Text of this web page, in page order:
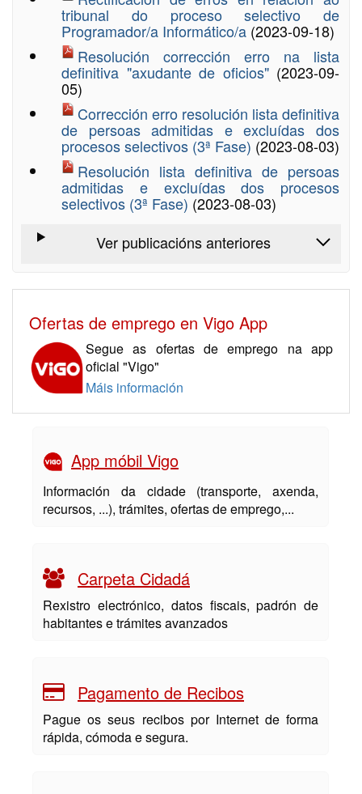
tribunal do proceso selectivo de
Programador/a Informático/a (2023-09-18)
Resolución corrección erro na lista
definitiva "axudante de oficios" (2023-09-
05)
Corrección erro resolución lista definitiva
de persoas admitidas e excluídas dos
procesos selectivos (3ª Fase) (2023-08-03)
Resolución lista definitiva de persoas
admitidas e excluídas dos procesos
selectivos (3ª Fase) (2023-08-03)
Ver publicacións anteriores
Ofertas de emprego en Vigo App
Segue as ofertas de emprego na app
oficial "Vigo"
Máis información
App móbil Vigo
Información da cidade (transporte, axenda,
recursos, ...), trámites, ofertas de emprego,...
Carpeta Cidadá
Rexistro electrónico, datos fiscais, padrón de
habitantes e trámites avanzados
Pagamento de Recibos
Pague os seus recibos por Internet de forma
rápida, cómoda e segura.